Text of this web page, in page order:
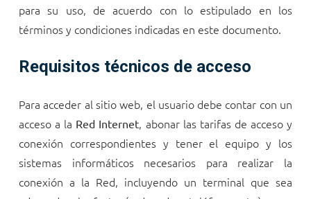
para su uso, de acuerdo con lo estipulado en los
términos y condiciones indicadas en este documento.
Requisitos técnicos de acceso
Para acceder al sitio web, el usuario debe contar con un
acceso a la Red Internet, abonar las tarifas de acceso y
conexión correspondientes y tener el equipo y los
sistemas informáticos necesarios para realizar la
conexión a la Red, incluyendo un terminal que sea